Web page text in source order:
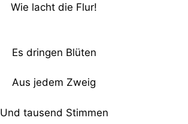
Wie lacht die Flur!
Es dringen Blüten
Aus jedem Zweig
Und tausend Stimmen